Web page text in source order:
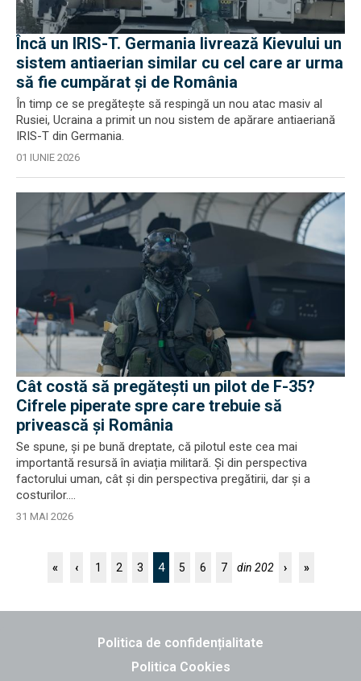
Încă un IRIS-T. Germania livrează Kievului un
sistem antiaerian similar cu cel care ar urma
să fie cumpărat și de România
În timp ce se pregătește să respingă un nou atac masiv al
Rusiei, Ucraina a primit un nou sistem de apărare antiaeriană
IRIS-T din Germania.
01 IUNIE 2026
Cât costă să pregătești un pilot de F-35?
Cifrele piperate spre care trebuie să
privească și România
Se spune, și pe bună dreptate, că pilotul este cea mai
importantă resursă în aviația militară. Și din perspectiva
factorului uman, cât și din perspectiva pregătirii, dar și a
costurilor....
31 MAI 2026
« ‹ 1 2 3 4 5 6 7 din 202 › »
Politica de confidențialitate
Politica Cookies